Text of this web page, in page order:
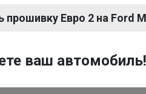
прошивку Евро 2 на Ford
ваш автомобиль!